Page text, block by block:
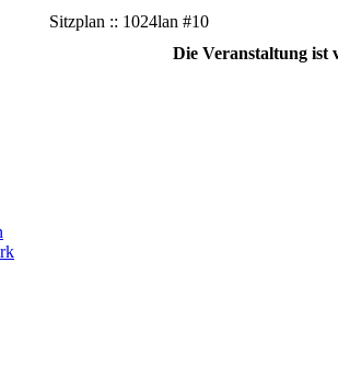
Sitzplan :: 1024lan #10
Die Veranstaltung ist